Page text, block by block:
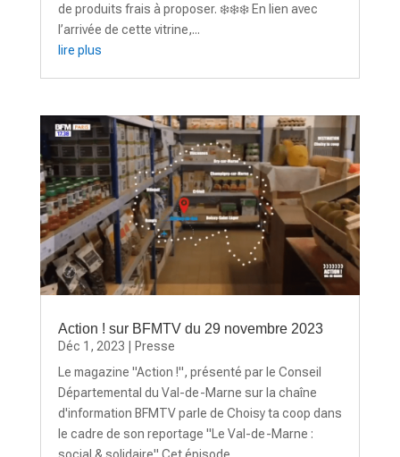
de produits frais à proposer. ❄️❄️❄️ En lien avec
l’arrivée de cette vitrine,...
lire plus
Action ! sur BFMTV du 29 novembre 2023
Déc 1, 2023
Presse
Le magazine "Action !", présenté par le Conseil
Départemental du Val-de-Marne sur la chaîne
d'information BFMTV parle de Choisy ta coop dans
le cadre de son reportage "Le Val-de-Marne :